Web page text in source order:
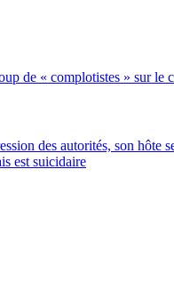
de « complotistes » sur le
des autorités, son hôte
est suicidaire